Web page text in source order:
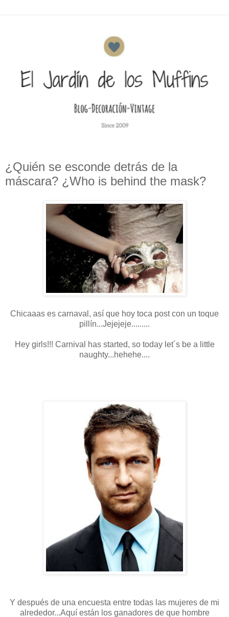
¿Quién se esconde detrás de la
máscara? ¿Who is behind the mask?
Chicaaas es carnaval, así que hoy toca post con un toque
pillín...Jejejeje.........
Hey girls!!! Carnival has started, so today let´s be a little
naughty...hehehe....
Y después de una encuesta entre todas las mujeres de mi
alrededor...Aquí están los ganadores de que hombre